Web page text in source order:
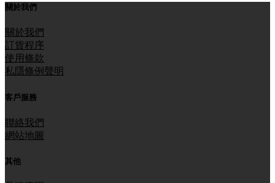
關於我們
關於我們
訂貨程序
使用條款
私隱條例聲明
客戶服務
聯絡我們
網站地圖
其他